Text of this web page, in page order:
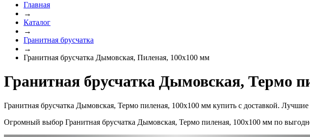
Главная
→
Каталог
→
Гранитная брусчатка
→
Гранитная брусчатка Дымовская, Пиленая, 100x100 мм
Гранитная брусчатка Дымовская, Термо
Гранитная брусчатка Дымовская, Термо пиленая, 100x100 мм купить с доставкой.
Огромный выбор Гранитная брусчатка Дымовская, Термо пиленая, 100x100 мм по